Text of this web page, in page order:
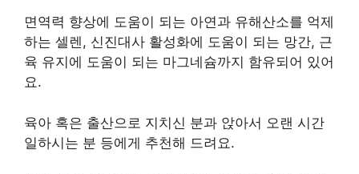
면역력 향상에 도움이 되는 아연과 유해산소를 억제
하는 셀렌, 신진대사 활성화에 도움이 되는 망간, 근
육 유지에 도움이 되는 마그네슘까지 함유되어 있어
요.
육아 혹은 출산으로 지치신 분과 앉아서 오랜 시간
일하시는 분 등에게 추천해 드려요.